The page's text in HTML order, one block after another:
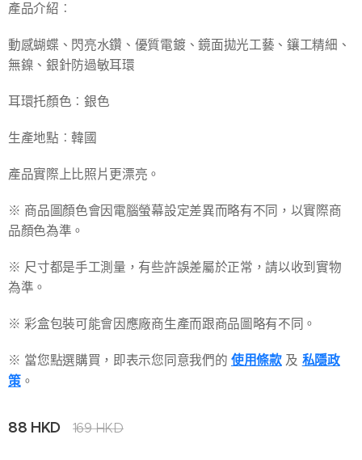
產品介紹︰
動感蝴蝶、閃亮水鑽、優質電鍍、鏡面拋光工藝、鑲工精細、
無鎳、銀針防過敏耳環
耳環托顏色︰銀色
生產地點︰韓國
產品實際上比照片更漂亮。
※ 商品圖顏色會因電腦螢幕設定差異而略有不同，以實際商
品顏色為準。
※ 尺寸都是手工測量，有些許誤差屬於正常，請以收到實物
為準。
※ 彩盒包裝可能會因應廠商生產而跟商品圖略有不同。
※ 當您點選購買，即表示您同意我們的 使用條款及 私隱政
策。
88 HKD 169HKD